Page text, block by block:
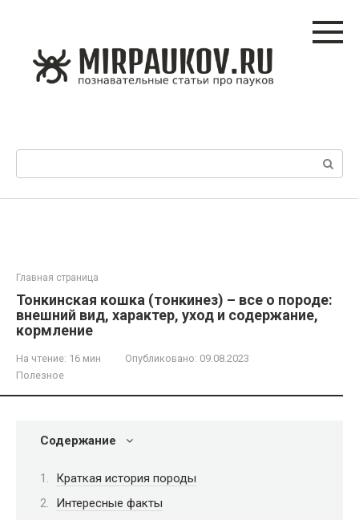
Главная страница
Тонкинская кошка (тонкинез) – все о породе:
внешний вид, характер, уход и содержание,
кормление
На чтение: 16 мин Опубликовано: 09.08.2023
Полезное
Содержание
Краткая история породы
Интересные факты